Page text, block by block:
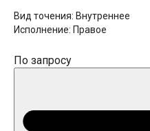
Вид точения: Внутреннее
Исполнение: Правое
По запросу